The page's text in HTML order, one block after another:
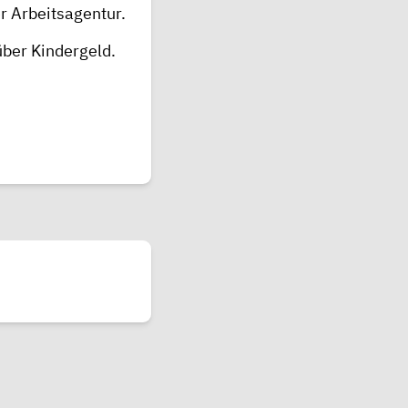
Arbeitsagentur.
Kindergeld.